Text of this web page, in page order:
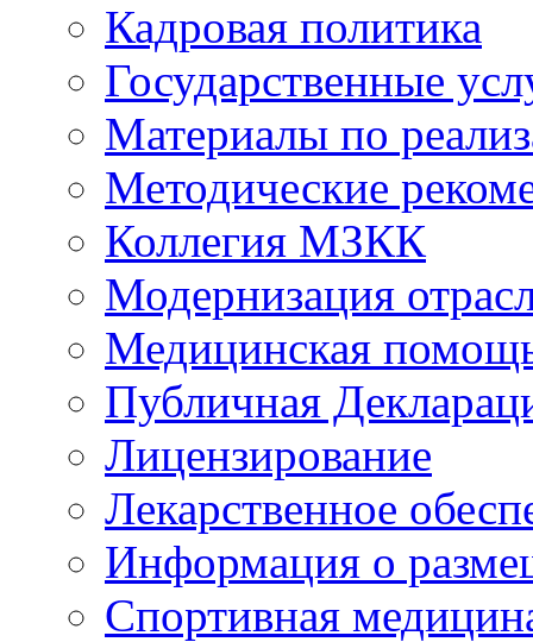
Кадровая политика
Государственные
Материалы по
Методические
Коллегия МЗКК
Модернизация
Медицинская
Публичная
Лицензирование
Лекарственное
Информация о
Спортивная